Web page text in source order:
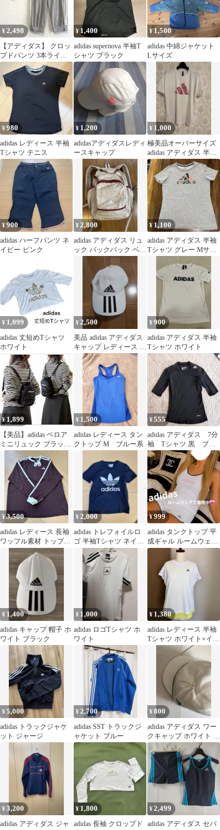
¥2,498
【アディダス】 クロッ
プドパンツ 3本ライン
CLIMA365 (M) グレー
¥ 1,400
adidas supernova 半袖T
シャツ ブラック
¥ 1,500
adidas 中綿ジャケット
Lサイズ
¥980
adidas レディース 半袖
Tシャツ テニス
¥ 1,200
adidasアディダスレディ
ースキャップ
¥ 1,000
極美品オーバーサイズ
adidas アディダス 半袖
Tシャツ ホワイト XS
¥900
adidas ハーフパンツ ネ
イビー ピンク
¥ 2,800
adidas アディダス リュ
ック バックパック ベー
¥ 1,100
adidas アディダス 半袖
Tシャツ グレー Mサイ
¥ 1,099
adidas 丈短めTシャツ
ホワイト
¥ 2,500
美品 adidas アディダス
キャップ レディース 帽
¥900
adidas アディダス 半袖
Tシャツ ホワイト
¥ 1,899
【美品】adidas ベロア
ミニリュック ブラック
黒 ED587
¥ 1,500
adidas レディース タン
クトップ M ブルー系
¥555
adidas アディダス 7分
袖 Tシャツ 黒 ブラ
ック
¥3,500
adidas レディース 長袖
ワッフル素材 トップス
ブラウン M
¥2,000
adidas トレフォイルロ
ゴ 半袖Tシャツ ネイビ
¥999
adidas タンクトップ 平
成ギャル ルームウェア
で着用中古着
¥ 1,400
adidas キャップ 帽子 ホ
ワイト ブラック
¥ 1,000
adidas ロゴTシャツ ホ
ワイト
¥ 1,380
adidas レディース 半袖
Tシャツ ホワイト×イエ
¥5,000
adidas トラックジャケ
ット ジャージ
¥ 2,700
adidas SST トラックジ
ャケット ブルー
¥800
adidas アディダス ワー
クキャップ ホワイト グ
リーン
¥3,200
adidas アディダス ジャ
¥ 1,800
adidas 長袖 クロップド
¥2,499
adidas アディダス セパ